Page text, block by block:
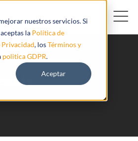
nuestros servicios. Si
la Política de
, losTérminos y
politica GDPR.
Aceptar